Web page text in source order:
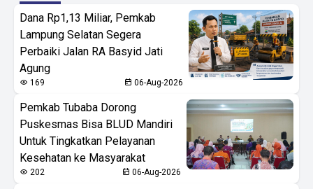
Dana Rp1,13 Miliar, Pemkab
Lampung Selatan Segera
Perbaiki Jalan RA Basyid Jati
Agung
169 06-Aug-2026
Pemkab Tubaba Dorong
Puskesmas Bisa BLUD Mandiri
Untuk Tingkatkan Pelayanan
Kesehatan ke Masyarakat
202 06-Aug-2026